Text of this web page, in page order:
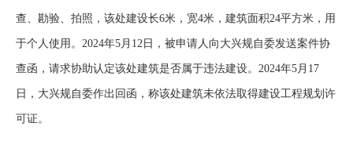
查、勘验、拍照，该处建设长6米，宽4米，建筑面积24平方米，用
于个人使用。2024年5月12日，被申请人向大兴规自委发送案件协
查函，请求协助认定该处建筑是否属于违法建设。2024年5月17
日，大兴规自委作出回函，称该处建筑未依法取得建设工程规划许
可证。